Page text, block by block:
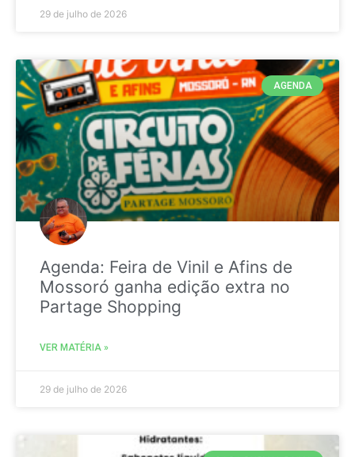
29 de julho de 2026
AGENDA
Agenda: Feira de Vinil e Afins de
Mossoró ganha edição extra no
Partage Shopping
VER MATÉRIA »
29 de julho de 2026